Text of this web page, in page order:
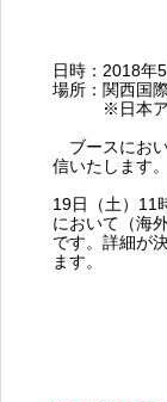
日時：2018
場所：関西国
※日本アセ
ブースにお
信いたします。
19日（土）
において（海
です。詳細が
ます。